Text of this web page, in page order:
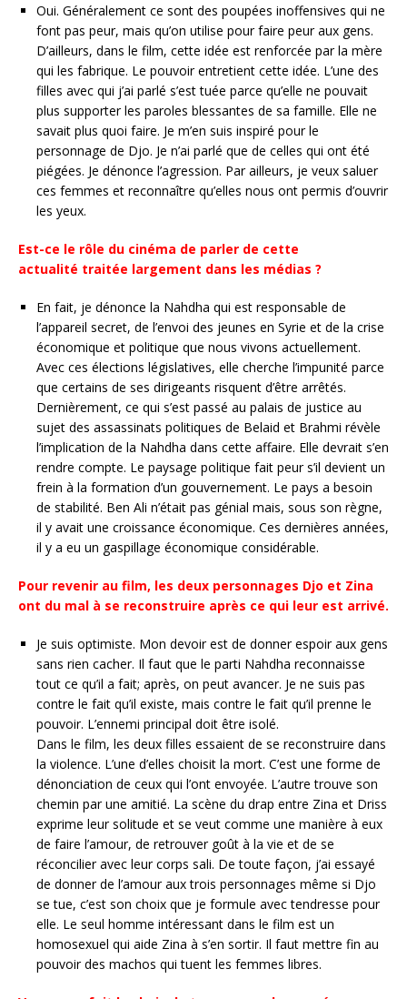
Oui. Généralement ce sont des poupées inoffensives qui ne
font pas peur, mais qu’on utilise pour faire peur aux gens.
D’ailleurs, dans le film, cette idée est renforcée par la mère
qui les fabrique. Le pouvoir entretient cette idée. L’une des
filles avec qui j’ai parlé s’est tuée parce qu’elle ne pouvait
plus supporter les paroles blessantes de sa famille. Elle ne
savait plus quoi faire. Je m’en suis inspiré pour le
personnage de Djo. Je n’ai parlé que de celles qui ont été
piégées. Je dénonce l’agression. Par ailleurs, je veux saluer
ces femmes et reconnaître qu’elles nous ont permis d’ouvrir
les yeux.
Est-ce le rôle du cinéma de parler de cette
actualité traitée largement dans les médias ?
En fait, je dénonce la Nahdha qui est responsable de
l’appareil secret, de l’envoi des jeunes en Syrie et de la crise
économique et politique que nous vivons actuellement.
Avec ces élections législatives, elle cherche l’impunité parce
que certains de ses dirigeants risquent d’être arrêtés.
Dernièrement, ce qui s’est passé au palais de justice au
sujet des assassinats politiques de Belaid et Brahmi révèle
l’implication de la Nahdha dans cette affaire. Elle devrait s’en
rendre compte. Le paysage politique fait peur s’il devient un
frein à la formation d’un gouvernement. Le pays a besoin
de stabilité. Ben Ali n’était pas génial mais, sous son règne,
il y avait une croissance économique. Ces dernières années,
il y a eu un gaspillage économique considérable.
Pour revenir au film, les deux personnages Djo et Zina
ont du mal à se reconstruire après ce qui leur est arrivé.
Je suis optimiste. Mon devoir est de donner espoir aux gens
sans rien cacher. Il faut que le parti Nahdha reconnaisse
tout ce qu’il a fait; après, on peut avancer. Je ne suis pas
contre le fait qu’il existe, mais contre le fait qu’il prenne le
pouvoir. L’ennemi principal doit être isolé.
Dans le film, les deux filles essaient de se reconstruire dans
la violence. L’une d’elles choisit la mort. C’est une forme de
dénonciation de ceux qui l’ont envoyée. L’autre trouve son
chemin par une amitié. La scène du drap entre Zina et Driss
exprime leur solitude et se veut comme une manière à eux
de faire l’amour, de retrouver goût à la vie et de se
réconcilier avec leur corps sali. De toute façon, j’ai essayé
de donner de l’amour aux trois personnages même si Djo
se tue, c’est son choix que je formule avec tendresse pour
elle. Le seul homme intéressant dans le film est un
homosexuel qui aide Zina à s’en sortir. Il faut mettre fin au
pouvoir des machos qui tuent les femmes libres.